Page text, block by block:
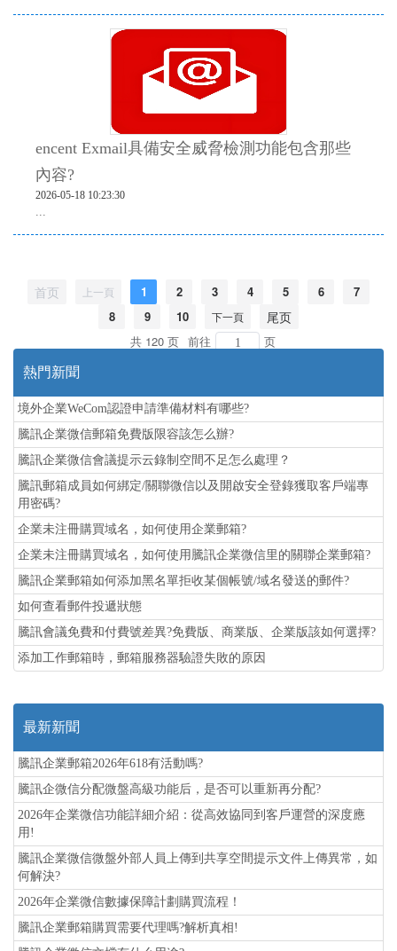
encent Exmail具備安全威脅檢測功能包含那些
內容?
2026-05-18 10:23:30
...
首页 上一頁 1 2 3 4 5 6
7
8
9 10 下一頁 尾页
共 120 页 前往 页
熱門新聞
境外企業WeCom認證申請準備材料有哪些?
騰訊企業微信郵箱免費版限容該怎么辦?
騰訊企業微信會議提示云錄制空間不足怎么處理？
騰訊郵箱成員如何綁定/關聯微信以及開啟安全登錄獲取客戶端專
用密碼?
企業未注冊購買域名，如何使用企業郵箱?
企業未注冊購買域名，如何使用騰訊企業微信里的關聯企業郵箱?
騰訊企業郵箱如何添加黑名單拒收某個帳號/域名發送的郵件?
如何查看郵件投遞狀態
騰訊會議免費和付費號差異?免費版、商業版、企業版該如何選擇?
添加工作郵箱時，郵箱服務器驗證失敗的原因
最新新聞
騰訊企業郵箱2026年618有活動嗎?
騰訊企微信分配微盤高級功能后，是否可以重新再分配?
2026年企業微信功能詳細介紹：從高效協同到客戶運營的深度應
用!
騰訊企業微信微盤外部人員上傳到共享空間提示文件上傳異常，如
何解決?
2026年企業微信數據保障計劃購買流程！
騰訊企業郵箱購買需要代理嗎?解析真相!